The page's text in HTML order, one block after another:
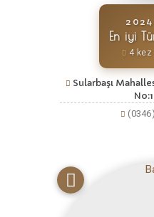
En iyi
4
Sularbaşı